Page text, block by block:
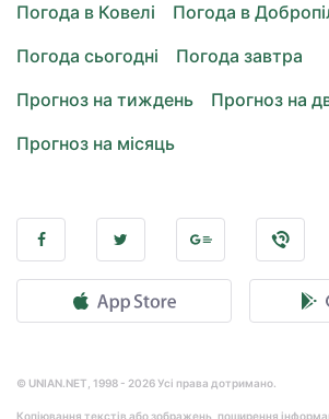
Погода в Ковелі
Погода в
Погода сьогодні
Погода завтра
Прогноз на тиждень
Прогноз на
Прогноз на місяць
© UNIAN.NET, 1998 - 2026 Усі права дотримано.
Копіювання текстів або зображень, поширення